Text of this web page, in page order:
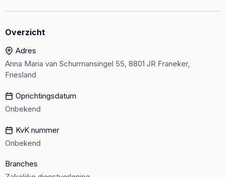
Overzicht
Adres
Anna Maria van Schurmansingel 55, 8801 JR Franeker,
Friesland
Oprichtingsdatum
Onbekend
KvK nummer
Onbekend
Branches